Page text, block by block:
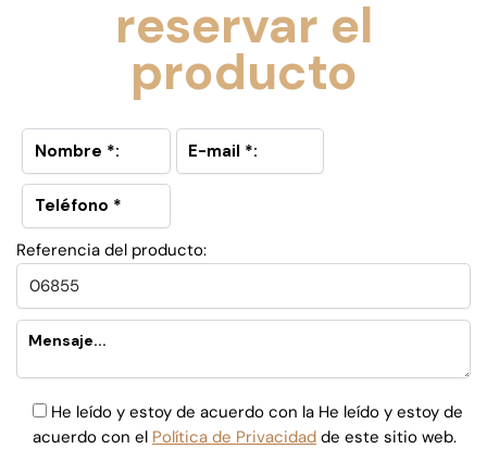
reservar el
producto
Referencia del producto:
He leído y estoy de acuerdo con la He leído y estoy de
acuerdo con el Política de Privacidad de este sitio web.